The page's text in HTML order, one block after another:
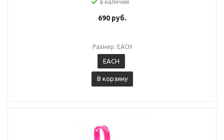
в наличии
690 руб.
Размер: EACH
EACH
В корзину